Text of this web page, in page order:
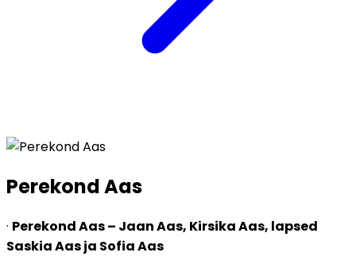
Perekond Aas
· Perekond Aas – Jaan Aas, Kirsika Aas, lapsed
Saskia Aas ja Sofia Aas